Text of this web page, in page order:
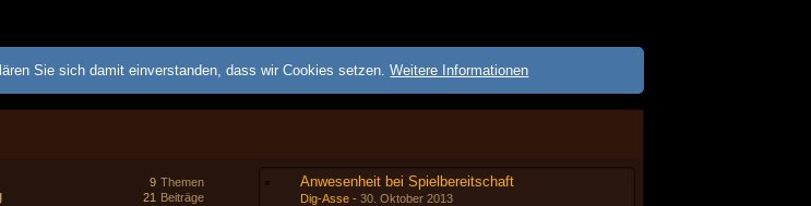
Sie sich damit einverstanden, dass wir Cookies setzen.Weitere Informationen
Themen
9
Beiträge
21
Anwesenheit bei Spielbereitschaft
Dig-Asse- 30. Oktober 2013